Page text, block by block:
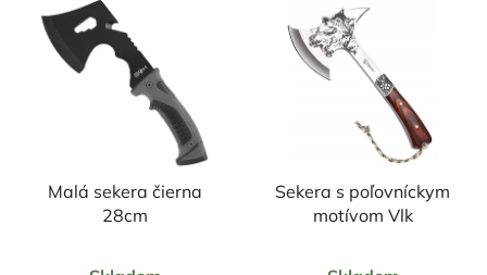
Malá sekera čierna
28cm
Sekera s poľovníckym
motívom Vlk